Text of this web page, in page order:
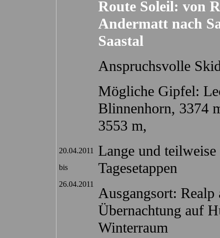
20.04.2011
bis
26.04.2011
Route Soleil: von
Andermatt nach
Saastal
Anspruchsvolle
Mögliche Gipfel:
Blinnenhorn, 3374
3553 m,
Lange und teilweise
Tagesetappen
Ausgangsort: Realp
Übernachtung auf
Winterraum